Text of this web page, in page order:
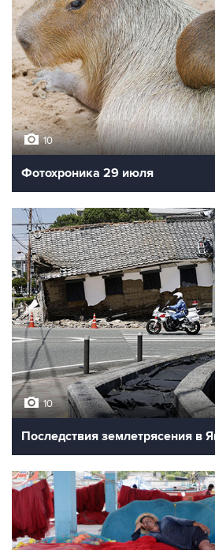
10
Фотохроника 29 июля
10
Последствия землетрясения в